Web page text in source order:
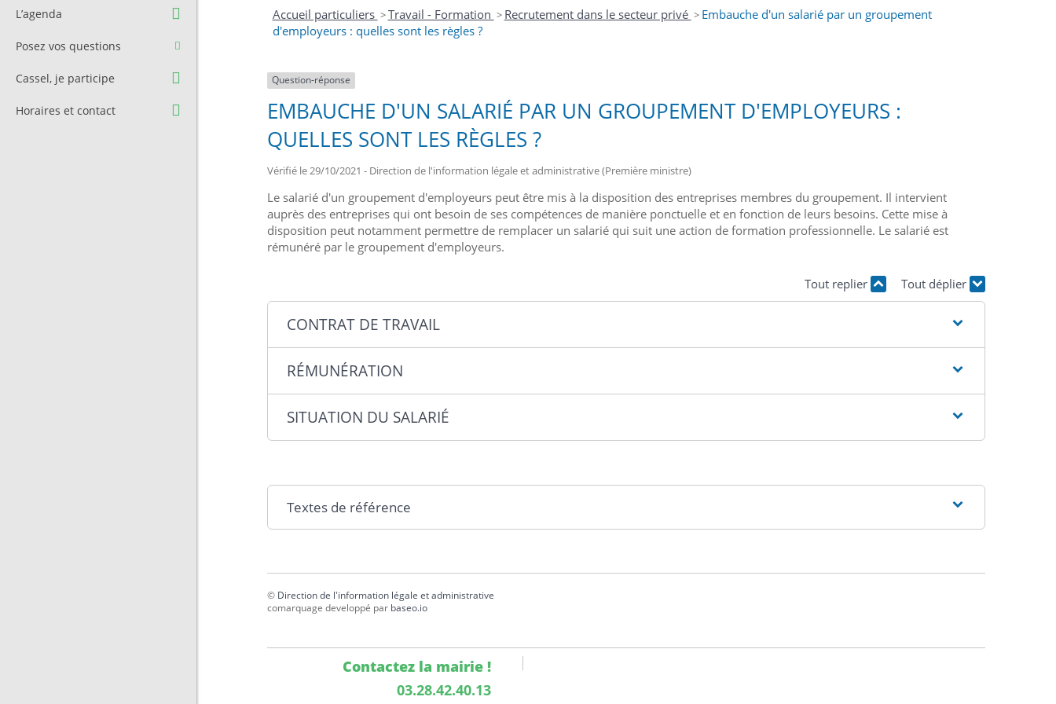
municipale
Contact et Accès
Cimetière
L’agenda
Posez vos questions
Cassel, je participe
Horaires et contact
Accueil particuliers >Travail - Formation > Recrutement dans le secteur privé > Embauche d'un salarié par un groupement
d'employeurs : quelles sont les règles ?
Question-réponse
EMBAUCHE D'UN SALARIÉ PAR UN GROUPEMENT D'EMPLOYEURS :
QUELLES SONT LES RÈGLES ?
Vérifié le 29/10/2021 - Direction de l'information légale et administrative (Première ministre)
Le salarié d'un groupement d'employeurs peut être mis à la disposition des entreprises membres du groupement. Il intervient
auprès des entreprises qui ont besoin de ses compétences de manière ponctuelle et en fonction de leurs besoins. Cette mise à
disposition peut notamment permettre de remplacer un salarié qui suit une action de formation professionnelle. Le salarié est
rémunéré par le groupement d'employeurs.
Tout replier Tout déplier
CONTRAT DE TRAVAIL
RÉMUNÉRATION
SITUATION DU SALARIÉ
Textes de référence
© Direction de l'information légale et administrative
comarquage developpé par baseo.io
Contactez la mairie !
03.28.42.40.13